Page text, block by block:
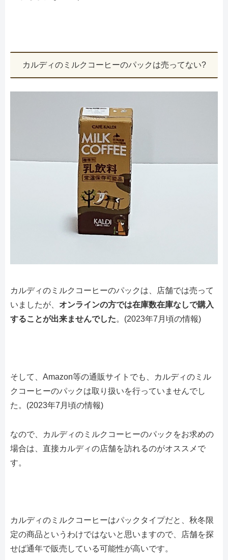
カルディのミルクコーヒーのパックは売ってない?
カルディのミルクコーヒーのパックは、店舗では売って
いましたが、 オンラインの方では在庫数在庫なしで購入
することが出来ませんでした。(2023年7月頃の情報)
そして、Amazon等の通販サイトでも、カルディのミル
クコーヒーのパックは取り扱いを行っていませんでし
た。(2023年7月頃の情報)
なので、カルディのミルクコーヒーのパックをお求めの
場合は、直接カルディの店舗を訪れるのがオススメで
す。
カルディのミルクコーヒーはパックタイプだと、秋冬限
定の商品というわけではないと思いますので、店舗を探
せば通年で販売している可能性が高いです。